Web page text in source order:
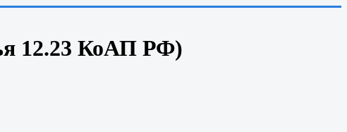
12.23 КоАП РФ)